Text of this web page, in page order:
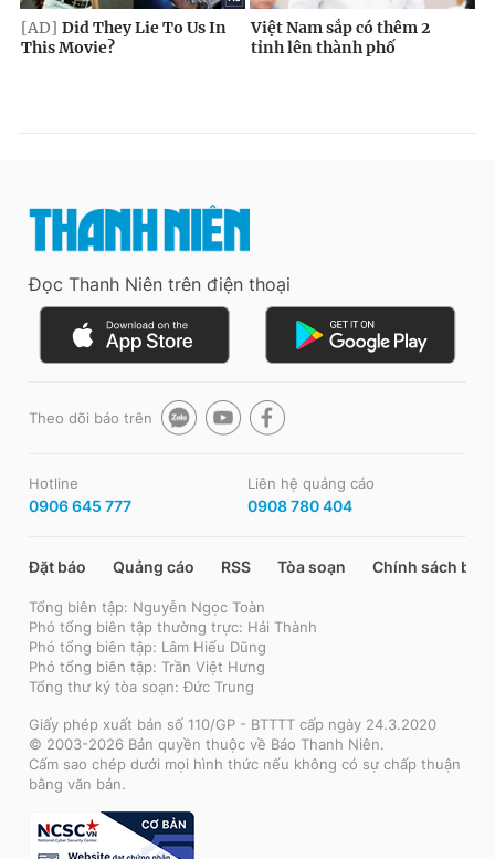
Đọc Thanh Niên trên điện thoại
Theo dõi báo trên
Hotline
0906 645 777
Liên hệ quảng cáo
0908 780 404
Đặt báo Quảng cáo RSS Tòa soạn Chính sách bảo
Tổng biên tập: Nguyễn Ngọc Toàn
Phó tổng biên tập thường trực: Hải Thành
Phó tổng biên tập: Lâm Hiếu Dũng
Phó tổng biên tập: Trần Việt Hưng
Tổng thư ký tòa soạn: Đức Trung
Giấy phép xuất bản số 110/GP - BTTTT cấp ngày 24.3.2020
© 2003-2026 Bản quyền thuộc về Báo Thanh Niên.
Cấm sao chép dưới mọi hình thức nếu không có sự chấp thuận
bằng văn bản.